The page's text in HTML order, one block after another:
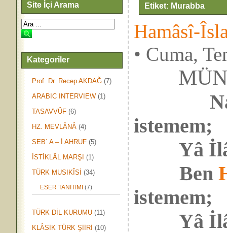
Site İçi Arama
Kategoriler
Prof. Dr. Recep AKDAĞ (7)
ARABIC INTERVIEW (1)
TASAVVÛF (6)
HZ. MEVLÂNÂ (4)
SEB` A – İ AHRUF (5)
İSTİKLÂL MARŞI (1)
TÜRK MUSIKÎSİ (34)
ESER TANITIMI (7)
TÜRK DİL KURUMU (11)
KLÂSİK TÜRK ŞİİRİ (10)
Etiket: Murabba
Hamâsî-
• Cuma,
istemem;
Yâ
Ben
istemem;
Yâ